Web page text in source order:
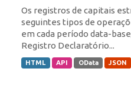
Os registros de capitais
seguintes tipos de
em cada período data-
Registro Declaratório...
HTML API OData JSON